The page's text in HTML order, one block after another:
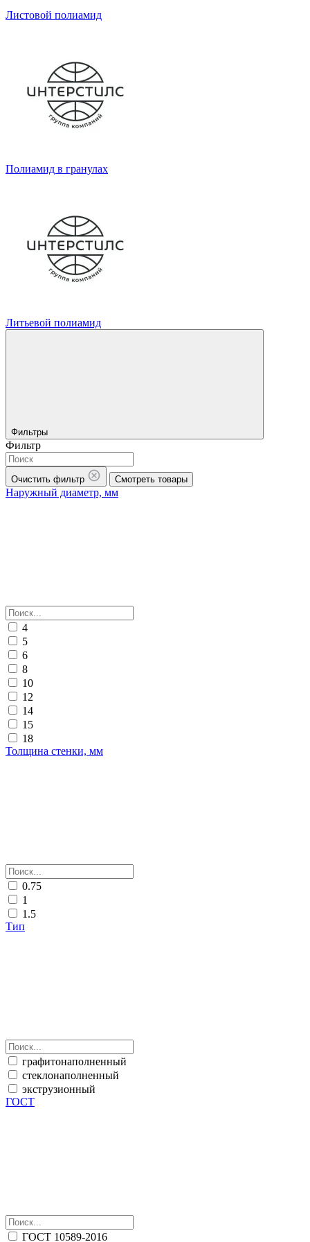
Листовой полиамид
Полиамид в гранулах
Литьевой полиамид
Фильтры
Фильтр
Очистить фильтр Смотреть товары
Наружный диаметр, мм
4
5
6
8
10
12
14
15
18
Толщина стенки, мм
0.75
1
1.5
Тип
графитонаполненный
стеклонаполненный
экструзионный
ГОСТ
ГОСТ 10589-2016